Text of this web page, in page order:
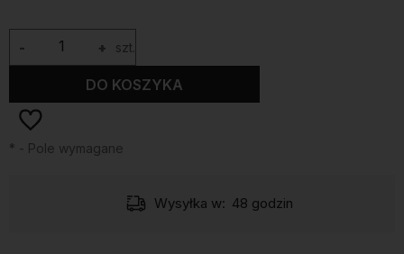
+
- szt.
DO KOSZYKA
* - Pole wymagane
Wysyłka w: 48 godzin